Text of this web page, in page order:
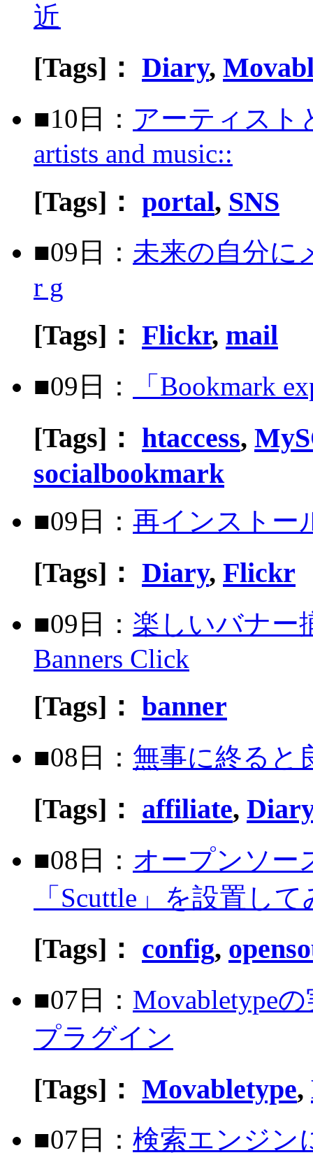
近
[Tags]： Diary,
■10日： アーティスト
artists and music::
[Tags]： portal, SNS
■09日： 未来の自分に
r g
[Tags]： Flickr, mail
■09日： 「Bookmark
[Tags]： htaccess,
socialbookmark
■09日： 再インストー
[Tags]： Diary, Flickr
■09日： 楽しいバナー
Banners Click
[Tags]： banner
■08日： 無事に終ると
[Tags]： affiliate,
■08日： オープンソー
「Scuttle」を設置し
[Tags]： config,
■07日： Movabletype
プラグイン
[Tags]： Movabletype,
■07日： 検索エンジン